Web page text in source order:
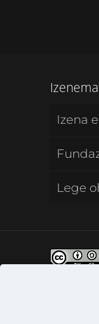
Izena
Lege
CC -